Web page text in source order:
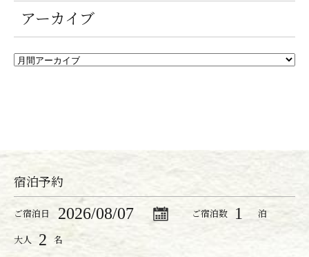
アーカイブ
宿泊予約
ご宿泊日 ご宿泊数 泊
大人 名